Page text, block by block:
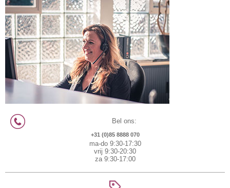
Bel ons:
+31 (0)85 8888 070
ma-do 9:30-17:30
vrij 9:30-20:30
za 9:30-17:00